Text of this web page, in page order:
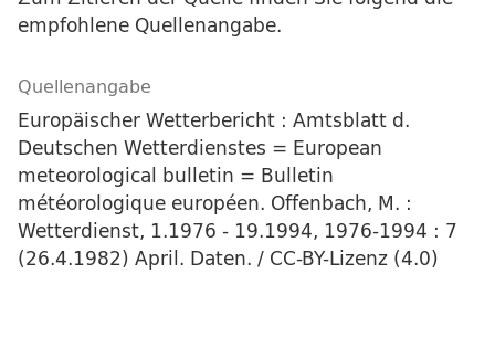
empfohlene Quellenangabe.
Quellenangabe
Europäischer Wetterbericht : Amtsblatt d.
Deutschen Wetterdienstes = European
meteorological bulletin = Bulletin
météorologique européen. Offenbach, M. :
Wetterdienst, 1.1976 - 19.1994, 1976-1994 : 7
(26.4.1982) April. Daten. / CC-BY-Lizenz (4.0)